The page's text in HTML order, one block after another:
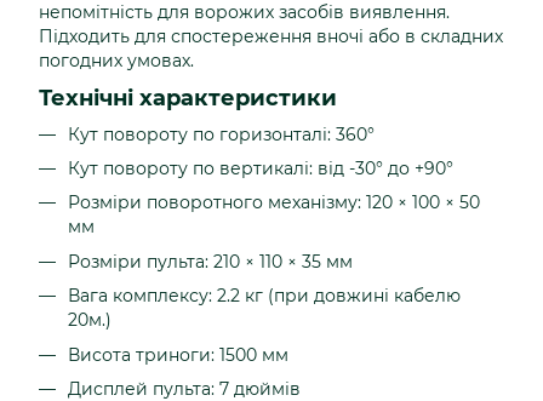
непомітність для ворожих засобів виявлення.
Підходить для спостереження вночі або в складних
погодних умовах.
Технічні характеристики
Кут повороту по горизонталі: 360°
Кут повороту по вертикалі: від -30° до +90°
Розміри поворотного механізму: 120 × 100 × 50
мм
Розміри пульта: 210 × 110 × 35 мм
Вага комплексу: 2.2 кг (при довжині кабелю
20м.)
Висота триноги: 1500 мм
Дисплей пульта: 7 дюймів